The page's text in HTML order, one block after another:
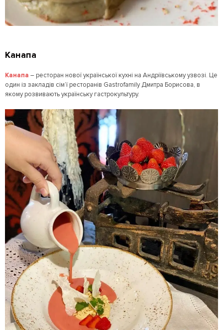
Канапа
Канапа – ресторан нової української кухні на Андріївському узвозі. Це
один із закладів сім’ї ресторанів Gastrofamily Дмитра Борисова, в
якому розвивають українську гастрокультуру.